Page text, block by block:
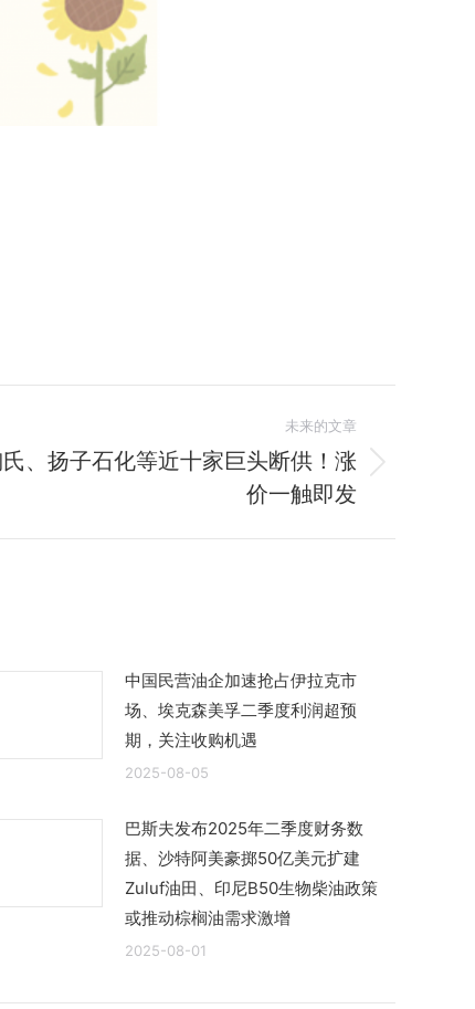
未来的文章
、扬子石化等近十家巨头断供！涨
价一触即发
中国民营油企加速抢占伊拉克市
场、埃克森美孚二季度利润超预
期，关注收购机遇
2025-08-05
巴斯夫发布2025年二季度财务数
据、沙特阿美豪掷50亿美元扩建
Zuluf油田、印尼B50生物柴油政策
或推动棕榈油需求激增
2025-08-01